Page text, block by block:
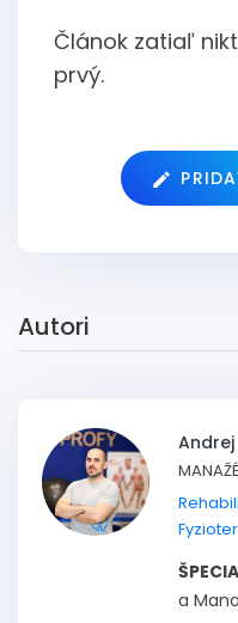
Článok zatiaľ
prvý.
Autori
a